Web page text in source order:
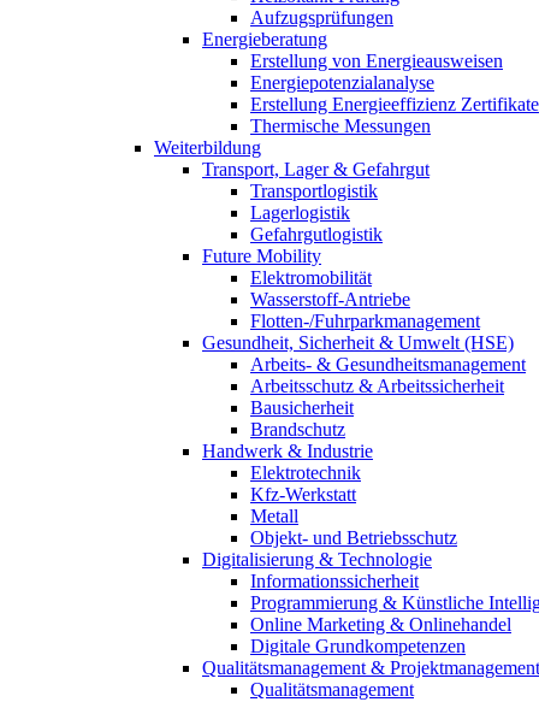
Aufzugsprüfungen
Energieberatung
Erstellung von Energieausweisen
Energiepotenzialanalyse
Erstellung Energieeffizienz Zertifikate
Thermische Messungen
Weiterbildung
Transport, Lager & Gefahrgut
Transportlogistik
Lagerlogistik
Gefahrgutlogistik
Future Mobility
Elektromobilität
Wasserstoff-Antriebe
Flotten-/Fuhrparkmanagement
Gesundheit, Sicherheit & Umwelt (HSE)
Arbeits- & Gesundheitsmanagement
Arbeitsschutz & Arbeitssicherheit
Bausicherheit
Brandschutz
Handwerk & Industrie
Elektrotechnik
Kfz-Werkstatt
Metall
Objekt- und Betriebsschutz
Digitalisierung & Technologie
Informationssicherheit
Programmierung & Künstliche
Online Marketing & Onlinehandel
Digitale Grundkompetenzen
Qualitätsmanagement & Projektmanagement
Qualitätsmanagement